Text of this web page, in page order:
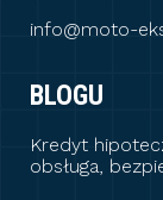
info@moto-
BLOGU
Kredyt
obsługa,